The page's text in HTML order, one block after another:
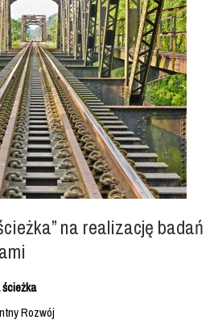
na realizację badań
ścieżka
Rozwój